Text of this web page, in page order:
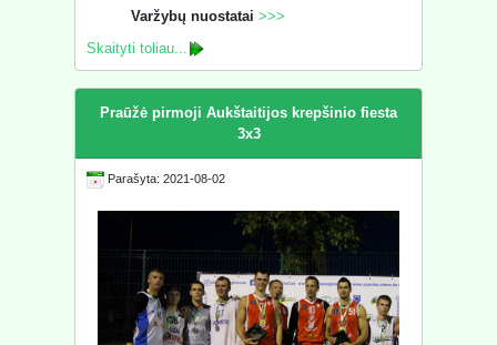
Varžybų nuostatai >>>
Skaityti toliau...
Praūžė pirmoji Aukštaitijos krepšinio fiesta
3x3
Parašyta: 2021-08-02